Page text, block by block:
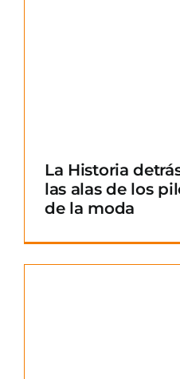
La Historia
las alas de los
de la moda